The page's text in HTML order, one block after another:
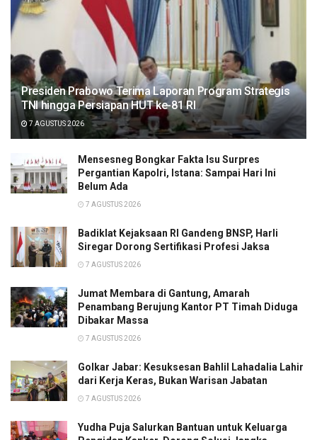
Presiden Prabowo Terima Laporan Program Strategis
TNI hingga Persiapan HUT ke-81 RI
7 AGUSTUS 2026
Mensesneg Bongkar Fakta Isu Surpres
Pergantian Kapolri, Istana: Sampai Hari Ini
Belum Ada
7 AGUSTUS 2026
Badiklat Kejaksaan RI Gandeng BNSP, Harli
Siregar Dorong Sertifikasi Profesi Jaksa
7 AGUSTUS 2026
Jumat Membara di Gantung, Amarah
Penambang Berujung Kantor PT Timah Diduga
Dibakar Massa
7 AGUSTUS 2026
Golkar Jabar: Kesuksesan Bahlil Lahadalia Lahir
dari Kerja Keras, Bukan Warisan Jabatan
7 AGUSTUS 2026
Yudha Puja Salurkan Bantuan untuk Keluarga